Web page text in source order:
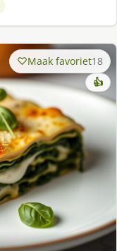
Maak favoriet18
👍